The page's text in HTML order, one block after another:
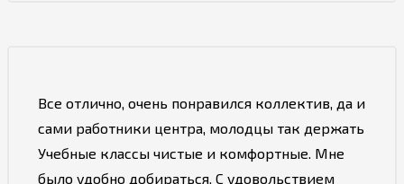
Все отлично, очень понравился коллектив, да и
сами работники центра, молодцы так держать
Учебные классы чистые и комфортные. Мне
было удобно добираться. С удовольствием